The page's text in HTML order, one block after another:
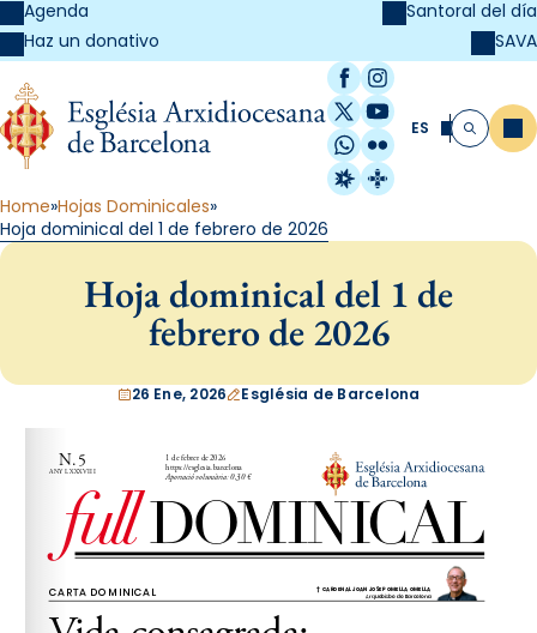
Agenda
Haz un donativo
Santoral del día
SAVA
Facebook
Instagram
X / Twitter
YouTube
WhatsApp
Flickr
Radio Estel
Catalunya
ES Buscar
Home Hojas Dominicales
Hoja dominical del 1 de febrero de 2026
Hoja dominical del 1 de
febrero de 2026
26 Ene, 2026 Església de Barcelona